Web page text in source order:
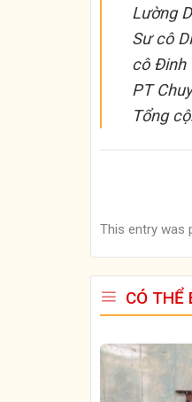
Lường
Sư cô
cô Đinh
PT
Tổng
This entry was
CÓ THỂ